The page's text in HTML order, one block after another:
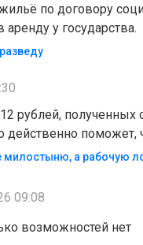
по договору
у государства.
рублей,
действенно поможет,
милостыню, а рабочую
09:08